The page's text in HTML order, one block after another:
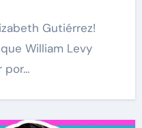
William Levy
por…